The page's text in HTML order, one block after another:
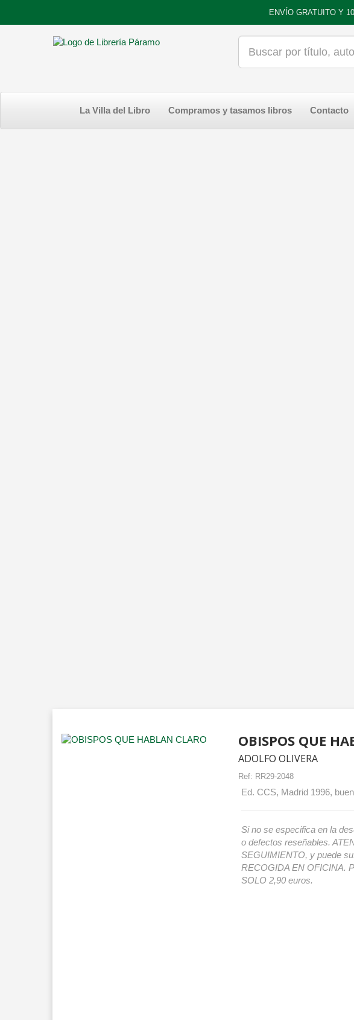
ENVÍO GRATUITO Y
La Villa del Libro Compramos y tasamos libros Contacto
OBISPOS QUE
ADOLFO OLIVERA
Ref: RR29-2048
Ed. CCS, Madrid 1996,
Si no se especifica en la
o defectos reseñables.
SEGUIMIENTO, y puede
RECOGIDA EN OFICINA.
SOLO 2,90 euros.